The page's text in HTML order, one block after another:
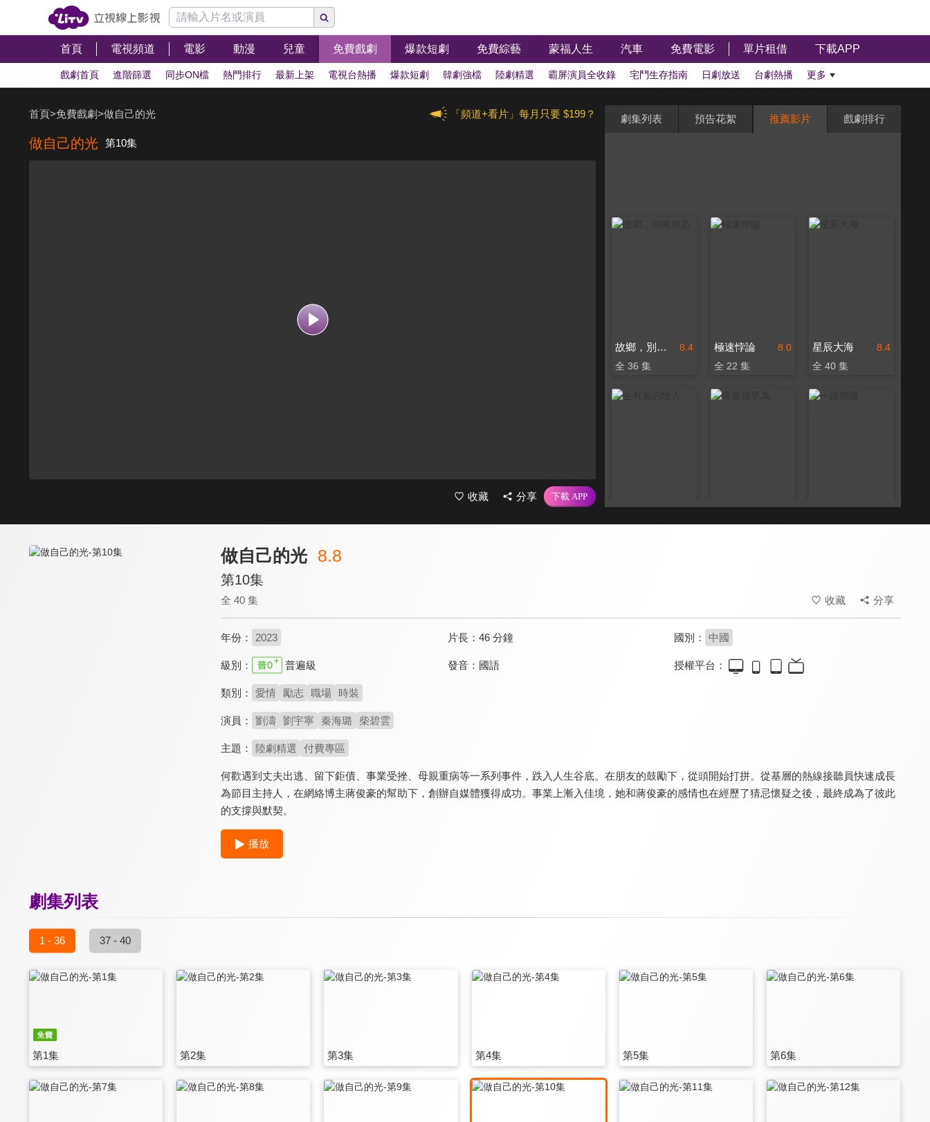
首頁 電視頻道 電影 動漫 兒童 免費戲劇 爆款短劇 免費綜藝 蒙福人生 汽車 免費電影 單片租借 下載APP
戲劇首頁 進階篩選 同步ON檔 熱門排行 最新上架 電視台熱播 爆款短劇 韓劇強檔 陸劇精選 霸屏演員全收錄 宅鬥生存指南 日劇放送 台劇熱播 更多
「頻道+看片」每月只要 $199？
首頁>免費戲劇>做自己的光
做自己的光 第10集
收藏 分享
劇集列表 預告花絮 推薦影片 戲劇排行
8.4
故鄉，別來無恙
全 36 集
8.0
極速悖論
全 22 集
8.4
星辰大海
全 40 集
做自己的光 8.8
第10集
全 40 集 收藏 分享
年份： 2023 片長： 46 分鐘 國別： 中國
級別： 普遍級 發音： 國語 授權平台：
類別： 愛情 勵志 職場 時裝
演員： 劉濤 劉宇寧 秦海璐 柴碧雲
主題： 陸劇精選 付費專區
何歡遇到丈夫出逃、留下鉅債、事業受挫、母親重病等一系列事件，跌入人生谷底。在朋友的鼓勵下，從頭開始打拼。從基層的熱線接聽員快速成長
為節目主持人，在網絡博主蔣俊豪的幫助下，創辦自媒體獲得成功。事業上漸入佳境，她和蔣俊豪的感情也在經歷了猜忌懷疑之後，最終成為了彼此
的支撐與默契。
播放
劇集列表
1 - 36 37 - 40
第1集 第2集 第3集 第4集 第5集 第6集